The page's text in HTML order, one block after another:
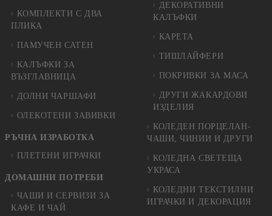
КОМПЛЕКТИ С ДВА
ПЛИКА
ПАМУЧЕН САТЕН
КАЛЪФКИ ЗА
ВЪЗГЛАВНИЦА
ДОЛНИ ЧАРШАФИ
ОЛЕКОТЕНИ ЗАВИВКИ
РЪЧНА ИЗРАБОТКА
ПЛЕТЕНИ ИГРАЧКИ
ДОМАШНИ ПОТРЕБИ
ЧАШИ И СЕРВИЗИ ЗА
КАФЕ И ЧАЙ
ДЕКОРАТИВНИ
КАЛЪФКИ
КАРЕТА
ТИШЛАЙФЕРИ
ПОКРИВКИ ЗА МАСА
ДРУГИ ЖАКАРДОВИ
ИЗДЕЛИЯ
КОЛЕДЕН ПОРЦЕЛАН-
ЧАШИ, ЧИНИИ И ДРУГИ
КОЛЕДНА СВЕТЕЩА
УКРАСА
КОЛЕДНИ ТЕКСТИЛНИ
ИГРАЧКИ И ДЕКОРАЦИЯ